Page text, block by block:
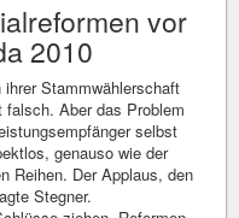
vor
2010
Stammwählerschaft
Aber das Problem
selbst
genauso wie der
Reihen. Der Applaus, den
Stegner.